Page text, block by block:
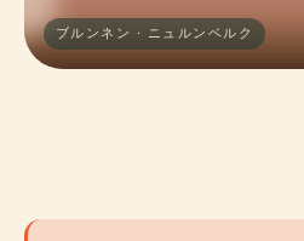
ブルンネン · ニュルンベルク